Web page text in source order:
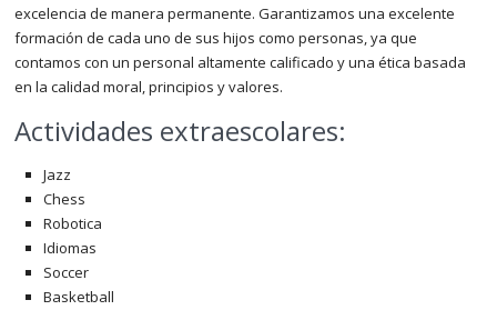
excelencia de manera permanente. Garantizamos una excelente
formación de cada uno de sus hijos como personas, ya que
contamos con un personal altamente calificado y una ética basada
en la calidad moral, principios y valores.
Actividades extraescolares:
Jazz
Chess
Robotica
Idiomas
Soccer
Basketball